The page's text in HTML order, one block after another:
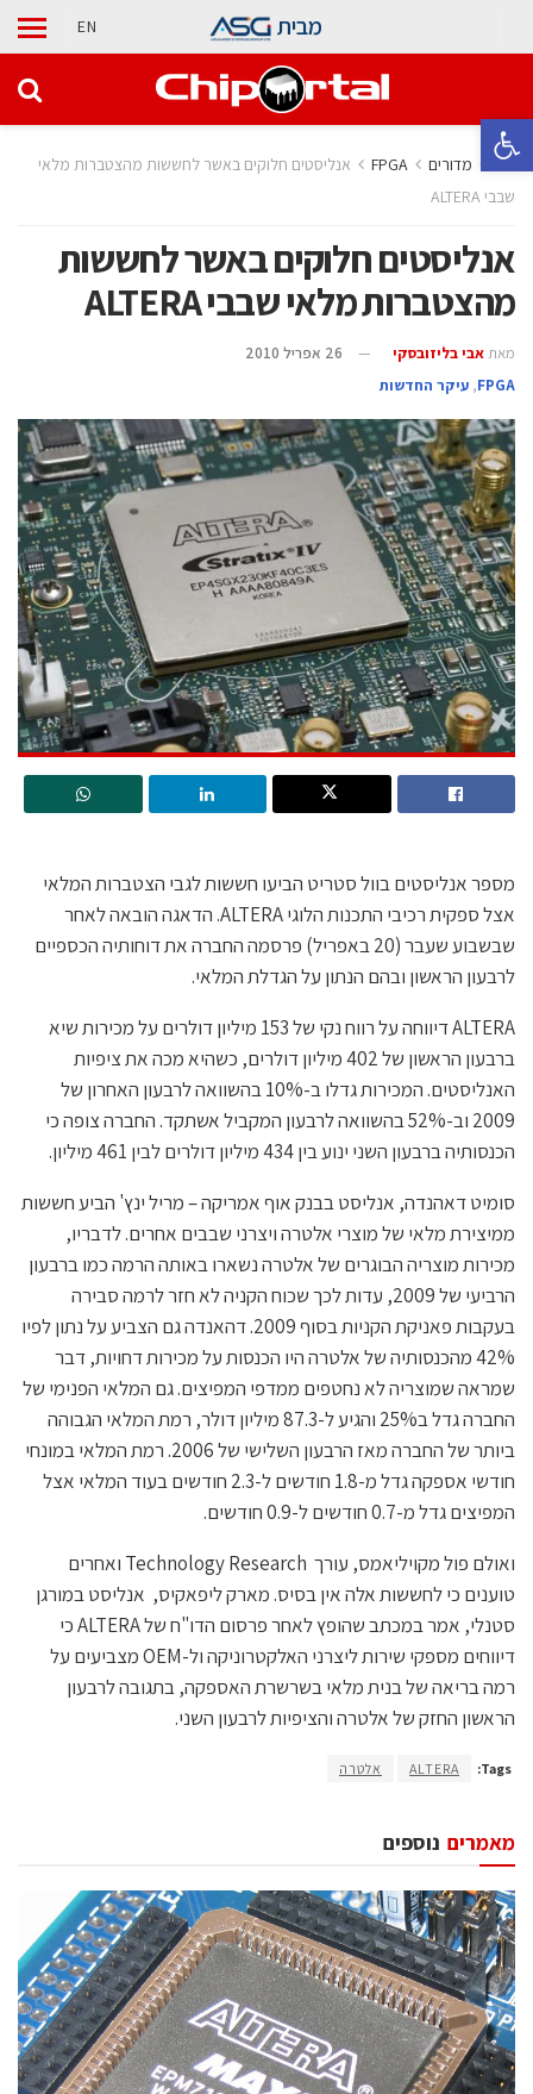
פתח סרגל נגישות
מבית EN
בית מדורים ‫‪FPGA‬‬
אנליסטים חלוקים באשר לחששות מהצטברות מלאי
שבבי ALTERA
אנליסטים חלוקים באשר לחששות
מהצטברות מלאי שבבי ALTERA
מאת אבי בליזובסקי
26 אפריל 2010
‫‪FPGA‬‬
, עיקר החדשות
מספר אנליסטים בוול סטריט הביעו חששות לגבי הצטברות המלאי
אצל ספקית רכיבי התכנות הלוגי ALTERA. הדאגה הובאה לאחר
שבשבוע שעבר (20 באפריל) פרסמה החברה את דוחותיה הכספיים
לרבעון הראשון ובהם הנתון על הגדלת המלאי.
ALTERA דיווחה על רווח נקי של 153 מיליון דולרים על מכירות שיא
ברבעון הראשון של 402 מיליון דולרים, כשהיא מכה את ציפיות
האנליסטים. המכירות גדלו ב-10% בהשוואה לרבעון האחרון של
2009 וב-52% בהשוואה לרבעון המקביל אשתקד. החברה צופה כי
הכנסותיה ברבעון השני ינוע בין 434 מיליון דולרים לבין 461 מיליון.
סומיט דאהנדה, אנליסט בבנק אוף אמריקה – מריל ינץ' הביע חששות
ממיצירת מלאי של מוצרי אלטרה ויצרני שבבים אחרים. לדבריו,
מכירות מוצריה הבוגרים של אלטרה נשארו באותה הרמה כמו ברבעון
הרביעי של 2009, עדות לכך שכוח הקניה לא חזר לרמה סבירה
בעקבות פאניקת הקניות בסוף 2009. דהאנדה גם הצביע על נתון לפיו
42% מהכנסותיה של אלטרה היו הכנסות על מכירות דחויות, דבר
שמראה שמוצריה לא נחטפים ממדפי המפיצים. גם המלאי הפנימי של
החברה גדל ב25% והגיע ל-87.3 מיליון דולר, רמת המלאי הגבוהה
ביותר של החברה מאז הרבעון השלישי של 2006. רמת המלאי במונחי
חודשי אספקה גדל מ-1.8 חודשים ל-2.3 חודשים בעוד המלאי אצל
המפיצים גדל מ-0.7 חודשים ל-0.9 חודשים.
ואולם פול מקויליאמס, עורך Technology Research ואחרים
טוענים כי לחששות אלה אין בסיס. מארק ליפאקיס, אנליסט במורגן
סטנלי, אמר במכתב שהופץ לאחר פרסום הדו"ח של ALTERA כי
דיווחים מספקי שירות ליצרני האלקטרוניקה ול-OEM מצביעים על
רמה בריאה של בנית מלאי בשרשרת האספקה, בתגובה לרבעון
הראשון החזק של אלטרה והציפיות לרבעון השני.
Tags:
ALTERA אלטרה
נוספים מאמרים